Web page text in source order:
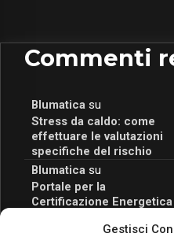
Gestisci
Commenti
Blumaticasu
Stress da caldo: come
effettuare le valutazioni
specifiche del rischio
Blumaticasu
Portale per la
Certificazione Energetica
scopri il Corso Blumatica